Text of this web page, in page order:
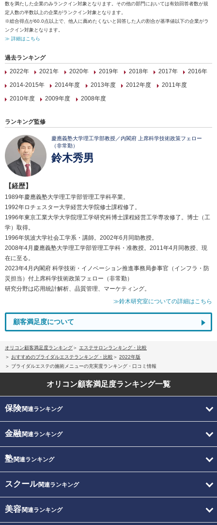
数を満たした企業のみランクイン対象となります。その他の部門においては有効回答者数が規
定人数の半数以上の企業がランクイン対象となります。
※総合得点が60.0点以上で、他人に薦めたくないと回答した人の割合が基準値以下の企業がラ
ンクイン対象となります。
≫ 詳細はこちら
過去ランキング
2022年
2021年 2020年 2019年 2018年 2017年
2016年
2014-2015年
2014年度 2013年度 2012年度
2011年度
2010年度
2009年度 2008年度
ランキング監修
慶應義塾大学理工学部教授／内閣府 上席科学技術政策フェロー
（非常勤）
鈴木秀男
【経歴】
1989年慶應義塾大学理工学部管理工学科卒業。
1992年ロチェスター大学経営大学院修士課程修了。
1996年東京工業大学大学院理工学研究科博士課程経営工学専攻修了。博士（工
学）取得。
1996年筑波大学社会工学系・講師。2002年6月同助教授。
2008年4月慶應義塾大学理工学部管理工学科・准教授。2011年4月同教授、現
在に至る。
2023年4月内閣府 科学技術・イノベーション推進事務局参事官（インフラ・防
災担当）付上席科学技術政策フェロー（非常勤）
研究分野は応用統計解析、品質管理、マーケティング。
≫鈴木研究室についての詳細はこちら
顧客満足度について
オリコン顧客満足度ランキング
エステサロンランキング・比較
おすすめのブライダルエステランキング・比較
2022年版
ブライダルエステの施術メニューの充実度ランキング・口コミ情報
オリコン顧客満足度ランキング一覧
保険関連ランキング
金融関連ランキング
塾関連ランキング
スクール関連ランキング
美容関連ランキング